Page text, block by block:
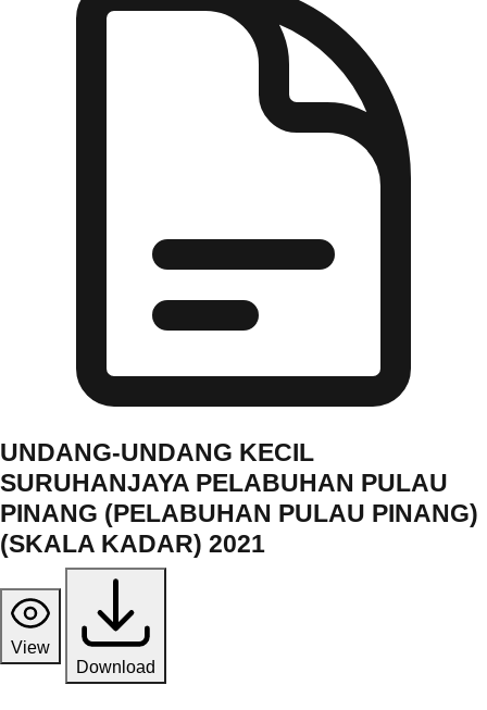
UNDANG-UNDANG KECIL
SURUHANJAYA PELABUHAN PULAU
PINANG (PELABUHAN PULAU PINANG)
(SKALA KADAR) 2021
View
Download